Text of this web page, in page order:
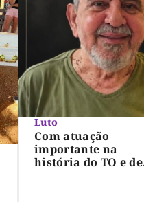
Luto
Com atuação
importante na
história do TO e de